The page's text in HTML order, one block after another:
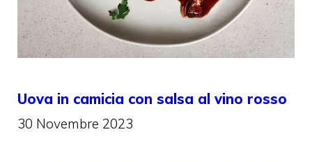
Uova in camicia con salsa al vino rosso
30 Novembre 2023